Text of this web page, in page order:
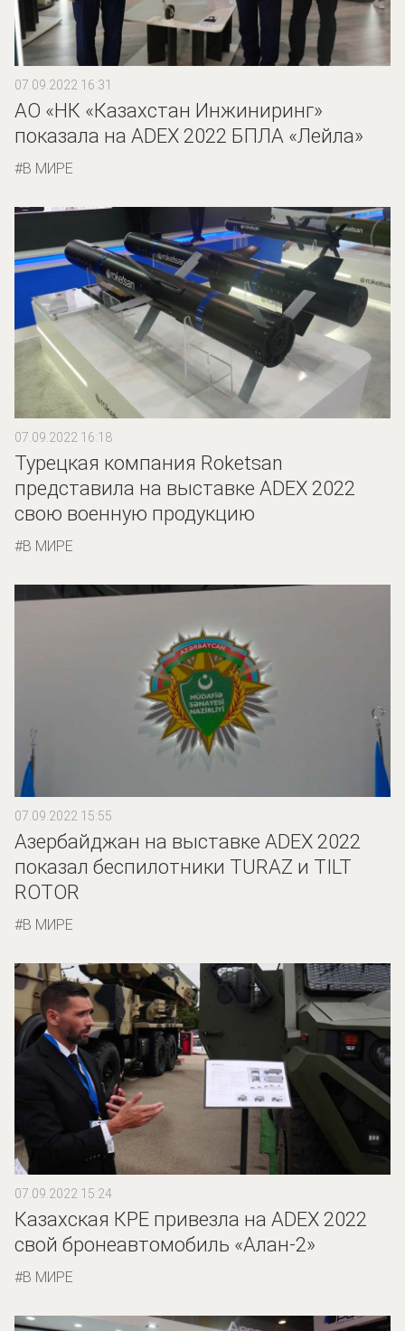
07.09.2022 16:31
АО «НК «Казахстан Инжиниринг»
показала на ADEX 2022 БПЛА «Лейла»
В МИРЕ
07.09.2022 16:18
Турецкая компания Roketsan
представила на выставке ADEX 2022
свою военную продукцию
В МИРЕ
07.09.2022 15:55
Азербайджан на выставке ADEX 2022
показал беспилотники TURAZ и TILT
ROTOR
В МИРЕ
07.09.2022 15:24
Казахская КPE привезла на ADEX 2022
свой бронеавтомобиль «Алан-2»
В МИРЕ